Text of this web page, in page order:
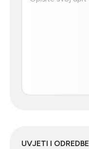
UVJETI I ODREDBE